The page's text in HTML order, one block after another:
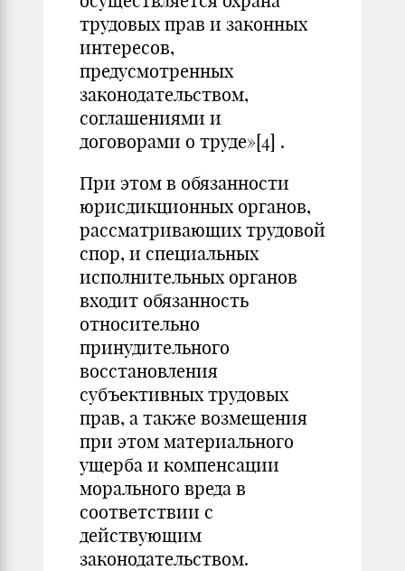
трудовых прав и законных
интересов,
предусмотренных
законодательством,
соглашениями и
договорами о труде»[4] .
При этом в обязанности
юрисдикционных органов,
рассматривающих трудовой
спор, и специальных
исполнительных органов
входит обязанность
относительно
принудительного
восстановления
субъективных трудовых
прав, а также возмещения
при этом материального
ущерба и компенсации
морального вреда в
соответствии с
действующим
законодательством.